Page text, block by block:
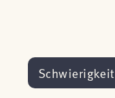
Schwierigkeit